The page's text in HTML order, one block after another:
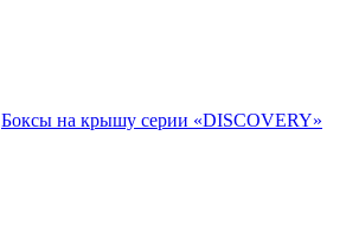
Боксы на крышу серии «DISCOVERY»